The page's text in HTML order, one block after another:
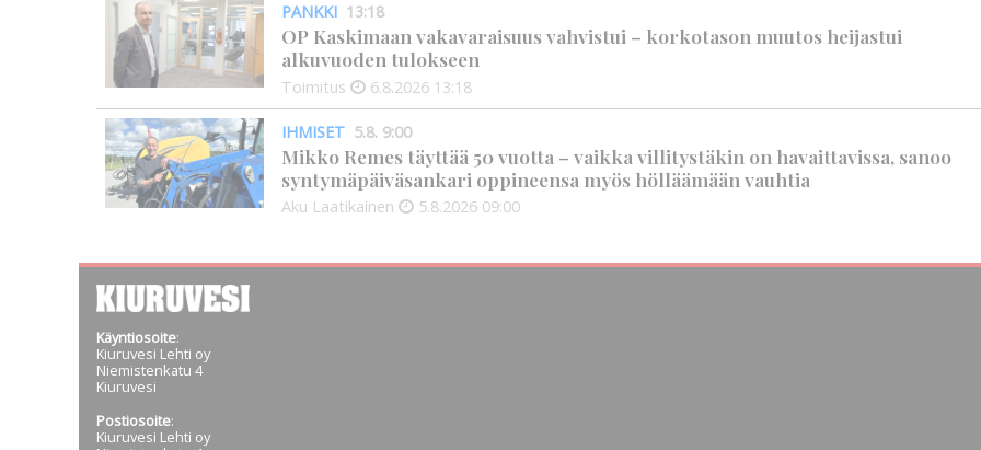
PANKKI 13:18
OP Kaskimaan vakavaraisuus vahvistui – korkotason muutos heijastui
alkuvuoden tulokseen
Toimitus 6.8.2026 13:18
IHMISET 5.8. 9:00
Mikko Remes täyttää 50 vuotta – vaikka villitystäkin on havaittavissa, sanoo
syntymäpäiväsankari oppineensa myös hölläämään vauhtia
Aku Laatikainen 5.8.2026 09:00
Käyntiosoite:
Kiuruvesi Lehti oy
Niemistenkatu 4
Kiuruvesi
Postiosoite:
Kiuruvesi Lehti oy